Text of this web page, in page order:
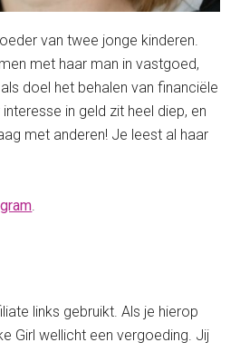
van twee jonge kinderen.
met haar man in vastgoed,
als doel het behalen van financiële
in geld zit heel diep, en
met anderen! Je leest al haar
.
links gebruikt. Als je hierop
Girl wellicht een vergoeding. Jij